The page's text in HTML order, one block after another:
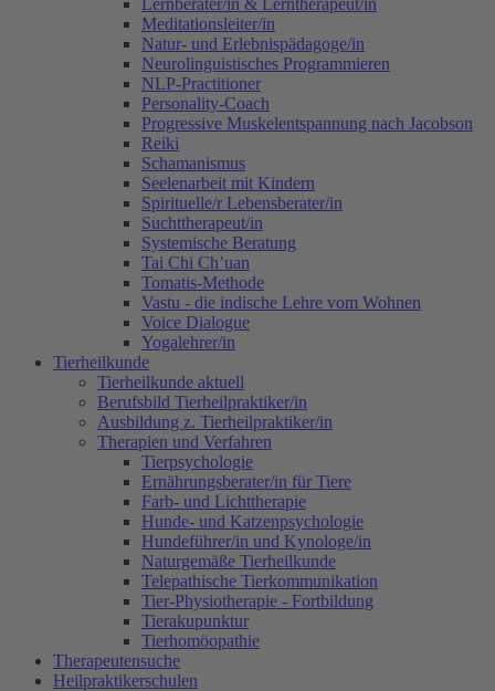
Lernberater/in & Lerntherapeut/in
Meditationsleiter/in
Natur- und Erlebnispädagoge/in
Neurolinguistisches Programmieren
NLP-Practitioner
Personality-Coach
Progressive Muskelentspannung nach Jacobson
Reiki
Schamanismus
Seelenarbeit mit Kindern
Spirituelle/r Lebensberater/in
Suchttherapeut/in
Systemische Beratung
Tai Chi Ch’uan
Tomatis-Methode
Vastu - die indische Lehre vom Wohnen
Voice Dialogue
Yogalehrer/in
Tierheilkunde
Tierheilkunde aktuell
Berufsbild Tierheilpraktiker/in
Ausbildung z. Tierheilpraktiker/in
Therapien und Verfahren
Tierpsychologie
Ernährungsberater/in für Tiere
Farb- und Lichttherapie
Hunde- und Katzenpsychologie
Hundeführer/in und Kynologe/in
Naturgemäße Tierheilkunde
Telepathische Tierkommunikation
Tier-Physiotherapie - Fortbildung
Tierakupunktur
Tierhomöopathie
Therapeutensuche
Heilpraktikerschulen